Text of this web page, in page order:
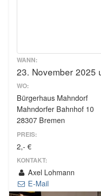
WANN:
23. November 2025
WO:
Bürgerhaus Mahndorf
Mahndorfer Bahnhof 10
28307 Bremen
PREIS:
2,- €
KONTAKT:
Axel Lohmann
E-Mail